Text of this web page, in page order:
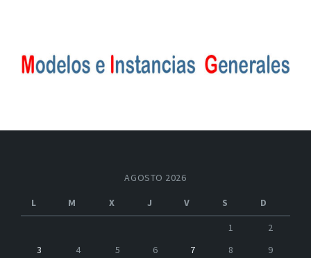
AGOSTO 2026
L
M X J V S
D
1
2
3
4 5 6 7 8
9